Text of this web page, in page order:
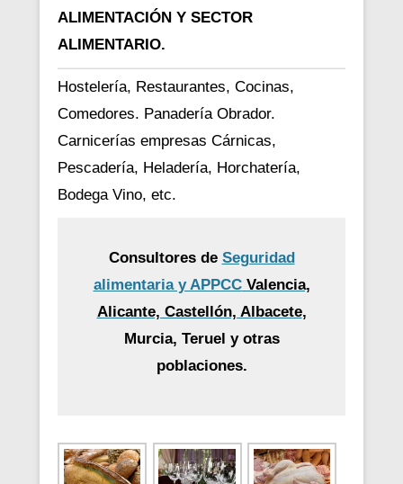
ALIMENTACIÓN Y SECTOR
ALIMENTARIO.
Hostelería, Restaurantes, Cocinas,
Comedores. Panadería Obrador.
Carnicerías empresas Cárnicas,
Pescadería, Heladería, Horchatería,
Bodega Vino, etc.
Consultores de Seguridad
alimentaria y APPCCValencia,
Alicante, Castellón, Albacete,
Murcia, Teruel y otras
poblaciones.